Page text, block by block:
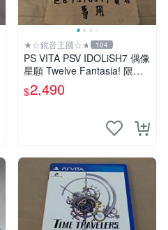
★☆鏡音王國☆★ 104
PS VITA PSV IDOLiSH7 偶像
星願 Twelve Fantasia! 限定
版 純日版 日文版 特裝版
$2,490